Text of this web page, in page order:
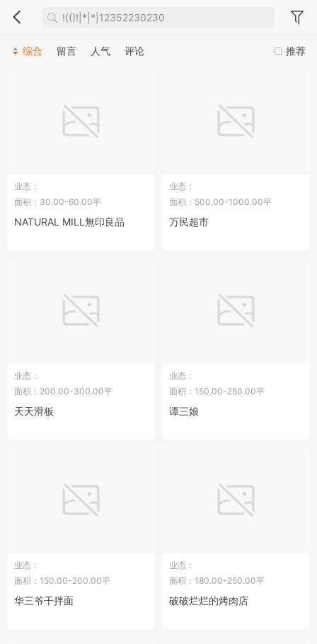
推荐
综合 留言 人气 评论
业态：
面积：30.00-60.00平
NATURAL MILL無印良品
业态：
面积：500.00-1000.00平
万民超市
业态：
面积：200.00-300.00平
天天滑板
业态：
面积：150.00-250.00平
谭三娘
业态：
面积：150.00-200.00平
华三爷干拌面
业态：
面积：180.00-250.00平
破破烂烂的烤肉店